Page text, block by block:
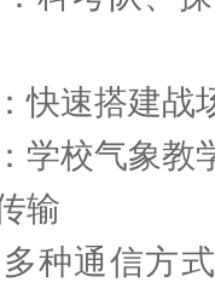
速搭建战
校气象教
输
通信方式